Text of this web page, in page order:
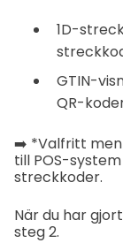
1D-
GTIN-
QR-
➡️ *Valfritt men
till POS-
streckkoder.
När du har
steg 2.